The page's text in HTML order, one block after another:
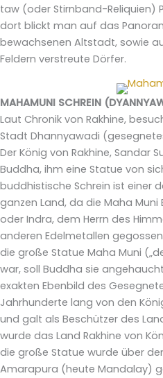
taw (oder Stirnband-Reliquien)
dort blickt man auf das
bewachsenen Altstadt, sowie
Feldern verstreute Dörfer.
MAHAMUNI SCHREIN
Laut Chronik von Rakhine,
Stadt Dhannyawadi
Der König von Rakhine, Sandar
Buddha, ihm eine Statue von
buddhistische Schrein ist einer
ganzen Land, da die Maha
oder Indra, dem Herrn des
anderen Edelmetallen
die große Statue Maha Muni
war, soll Buddha sie
exakten Ebenbild des
Jahrhunderte lang von den
und galt als Beschützer des
wurde das Land Rakhine von
die große Statue wurde über
Amarapura (heute Mandalay)